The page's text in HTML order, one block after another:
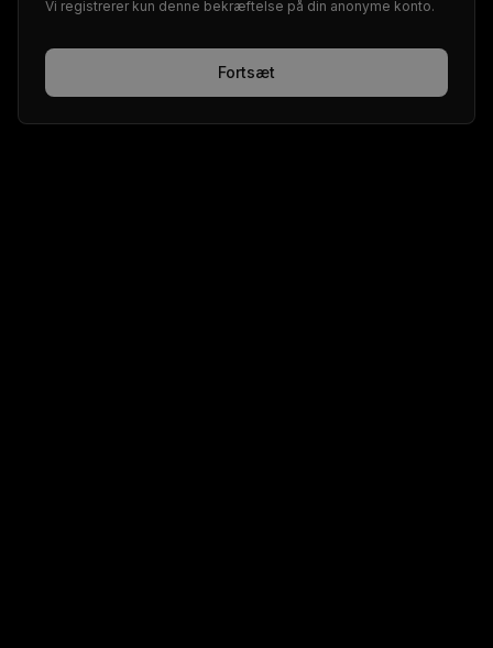
Vi registrerer kun denne bekræftelse på din anonyme konto.
Fortsæt